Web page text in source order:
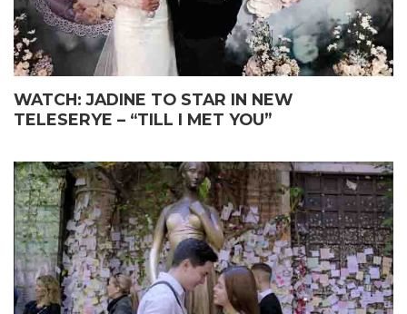
WATCH: JADINE TO STAR IN NEW
TELESERYE – “TILL I MET YOU”